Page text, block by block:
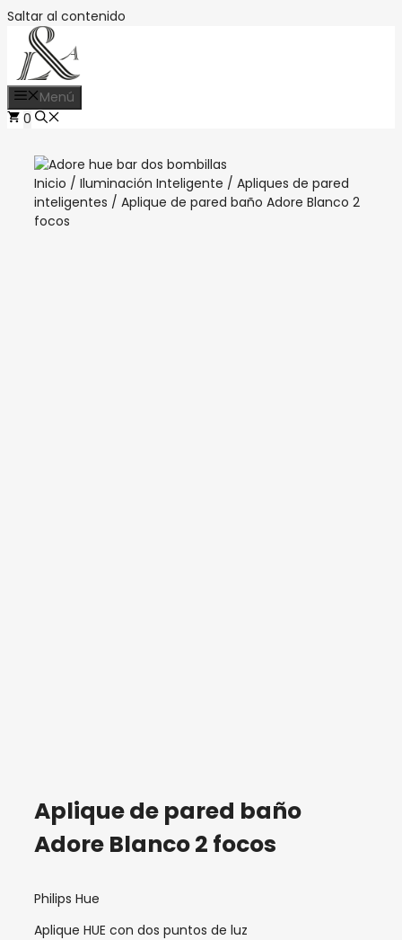
Saltar al contenido
Menú
0
Inicio / Iluminación Inteligente / Apliques de pared
inteligentes / Aplique de pared baño Adore Blanco 2
focos
Aplique de pared baño
Adore Blanco 2 focos
Philips Hue
Aplique HUE con dos puntos de luz